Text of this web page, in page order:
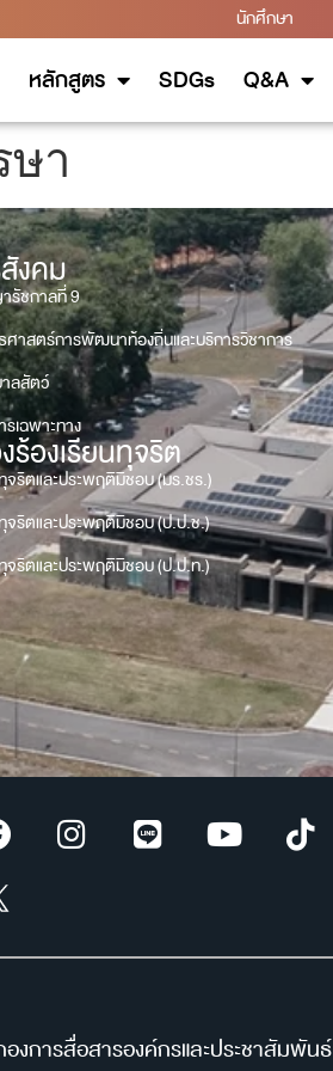
นักศึกษา
หลักสูตร SDGs Q&A
ษา
งคม
รัชกาลที่ 9
ศาสตร์การพัฒนาท้องถิ่นและบริการวิชาการ
ลสัตว์
เฉพาะทาง
ร้องเรียนทุจริต
จริตและประพฤติมิชอบ (มร.ชร.)
จริตและประพฤติมิชอบ (ป.ป.ช.)
จริตและประพฤติมิชอบ (ป.ป.ท.)
งการสื่อสารองค์กรและประชาสัมพันธ์